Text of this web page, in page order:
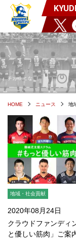
HOME ニュース 地
地域・社会貢献
2020年08月24日
クラウドファンディ
と優しい筋肉」ご案